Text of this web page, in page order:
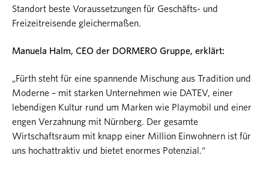
Standort beste Voraussetzungen für Geschäfts- und
Freizeitreisende gleichermaßen.
Manuela Halm, CEO der DORMERO Gruppe, erklärt:
„Fürth steht für eine spannende Mischung aus Tradition und
Moderne – mit starken Unternehmen wie DATEV, einer
lebendigen Kultur rund um Marken wie Playmobil und einer
engen Verzahnung mit Nürnberg. Der gesamte
Wirtschaftsraum mit knapp einer Million Einwohnern ist für
uns hochattraktiv und bietet enormes Potenzial.“